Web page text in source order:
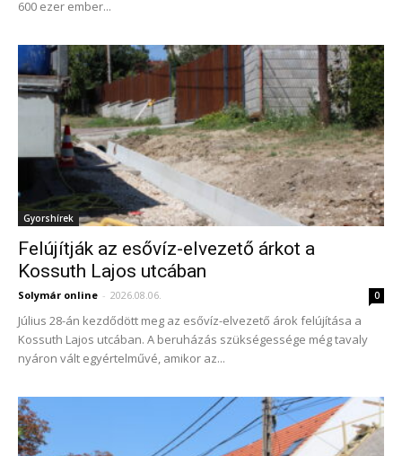
600 ezer ember...
Gyorshírek
Felújítják az esővíz-elvezető árkot a
Kossuth Lajos utcában
Solymár online - 2026.08.06. 0
Július 28-án kezdődött meg az esővíz-elvezető árok felújítása a
Kossuth Lajos utcában. A beruházás szükségessége még tavaly
nyáron vált egyértelművé, amikor az...